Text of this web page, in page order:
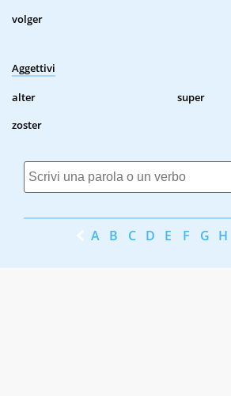
volger
Aggettivi
alter
super
zoster
A B C D E F G H